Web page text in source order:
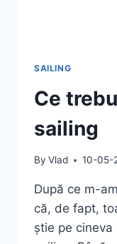
SAILING
Ce
sailing
By Vlad 10-05-
După ce m-
că, de fapt,
știe pe